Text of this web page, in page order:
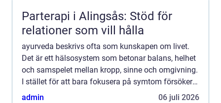
Parterapi i Alingsås: Stöd för
relationer som vill hålla
ayurveda beskrivs ofta som kunskapen om livet.
Det är ett hälsosystem som betonar balans, helhet
och samspelet mellan kropp, sinne och omgivning.
I stället för att bara fokusera på symtom försöker
ayurvedan förstå varför obalans uppstår och hur
admin 06 juli 2026